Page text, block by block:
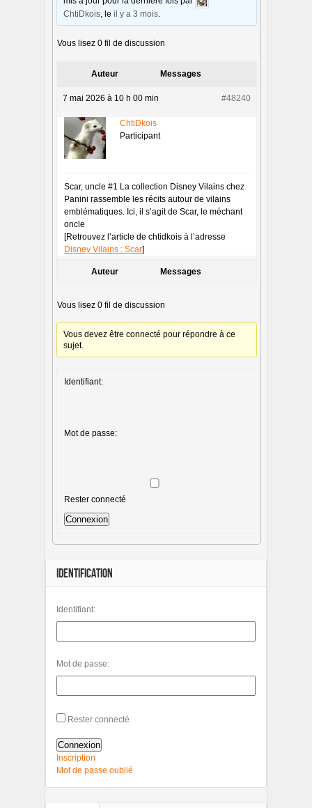
ChtiDkois , leil y a 3 mois
Vous lisez 0 fil de discussion
Auteur Messages
7 mai 2026 à 10 h 00 min #48240
ChtiDkois
Participant
Scar, uncle #1 La collection Disney Vilains chez
Panini rassemble les récits autour de vilains
emblématiques. Ici, il s’agit de Scar, le méchant
oncle
[Retrouvez l’article de chtidkois à l’adresse
Disney Vilains : Scar]
Auteur Messages
Vous lisez 0 fil de discussion
Vous devez être connecté pour répondre à ce
sujet.
Identifiant:
Mot de passe:
Rester connecté
Connexion
IDENTIFICATION
Identifiant:
Mot de passe:
Rester connecté
Connexion
Inscription
Mot de passe oublié